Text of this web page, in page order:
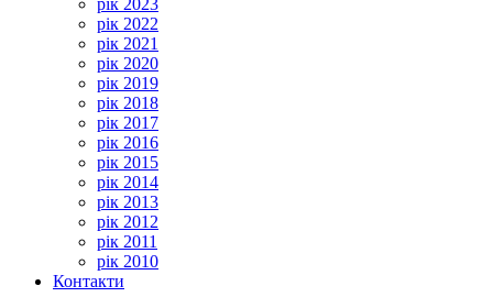
рік 2023
рік 2022
рік 2021
рік 2020
рік 2019
рік 2018
рік 2017
рік 2016
рік 2015
рік 2014
рік 2013
рік 2012
рік 2011
рік 2010
Контакти